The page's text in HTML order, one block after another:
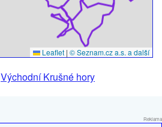
Leaflet | © Seznam.cz a.s. a další
Východní Krušné hory
Reklama